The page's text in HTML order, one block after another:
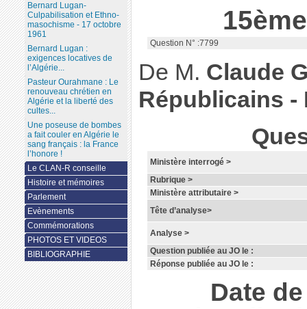
Question N° :7799
De M. Claude
Républicains -
Ministère interrogé >
Rubrique >
Ministère attributaire >
Tête d’analyse>
Analyse >
Question publiée au JO le :
Réponse publiée au JO le :
Date
Bernard Lugan-
Culpabilisation et Ethno-
masochisme - 17 octobre
1961
Bernard Lugan :
exigences locatives de
l’Algérie...
Pasteur Ourahmane : Le
renouveau chrétien en
Algérie et la liberté des
cultes...
Une poseuse de bombes
a fait couler en Algérie le
sang français : la France
l’honore !
Le CLAN-R conseille
Histoire et mémoires
Parlement
Evènements
Commémorations
PHOTOS ET VIDEOS
BIBLIOGRAPHIE